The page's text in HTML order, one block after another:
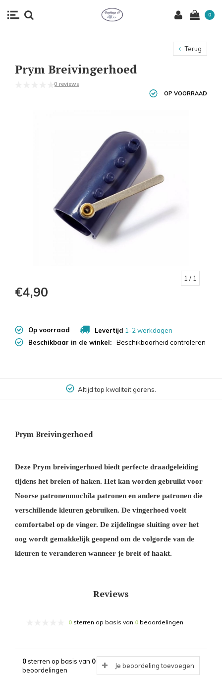
0
Terug
Prym Breivingerhoed
0 reviews
OP VOORRAAD
1 / 1
€4,90
Op voorraad Levertijd 1-2 werkdagen
Beschikbaar in de winkel:
Beschikbaarheid controleren
Altijd top kwaliteit garens.
Prym Breivingerhoed
Deze Prym breivingerhoed biedt perfecte draadgeleiding
tijdens het breien of haken. Het kan worden gebruikt voor
Noorse patronenmochila patronen en andere patronen die
verschillende kleuren gebruiken. De vingerhoed voelt
comfortabel op de vinger. De zijdelingse sluiting over het
oog wordt gemakkelijk geopend om de volgorde van de
kleuren te veranderen wanneer je breit of haakt.
Reviews
0 sterren op basis van 0 beoordelingen
0sterren op basis van 0
beoordelingen
Je beoordeling toevoegen